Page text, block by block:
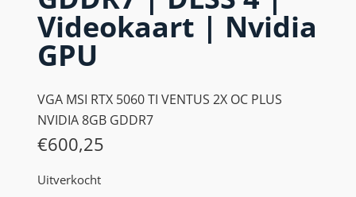
Videokaart | Nvidia
GPU
VGA MSI RTX 5060 TI VENTUS 2X OC PLUS
NVIDIA 8GB GDDR7
€600,25
Uitverkocht